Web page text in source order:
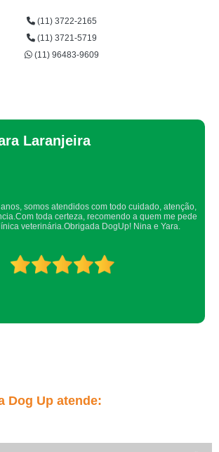
(11) 3722-2165
(11) 3721-5719
(11) 96483-9609
Souza
os meus cachorros nos atendimentos da dog up,
são atenciosos e verificam todos os detalhes
possíveis.
Dog Up atende: